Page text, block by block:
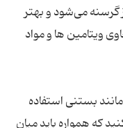
گرسنه می‌شود و بهتر
ویتامین ها و مواد
بستنی استفاده
که همواره باید میان